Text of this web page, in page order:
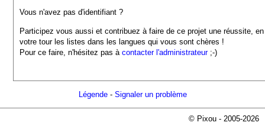
Vous n'avez pas d'identifiant ?
Participez vous aussi et contribuez à faire de ce projet une réussite,
votre tour les listes dans les langues qui vous sont chères !
Pour ce faire, n'hésitez pas àcontacter l'administrateur;-)
Légende- Signaler un problème
© Pixou - 2005-2026